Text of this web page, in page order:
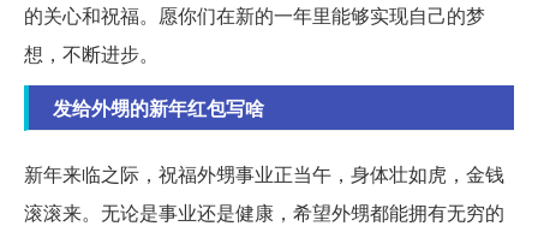
的关心和祝福。愿你们在新的一年里能够实现自己的梦
想，不断进步。
发给外甥的新年红包写啥
新年来临之际，祝福外甥事业正当午，身体壮如虎，金钱
滚滚来。无论是事业还是健康，希望外甥都能拥有无穷的